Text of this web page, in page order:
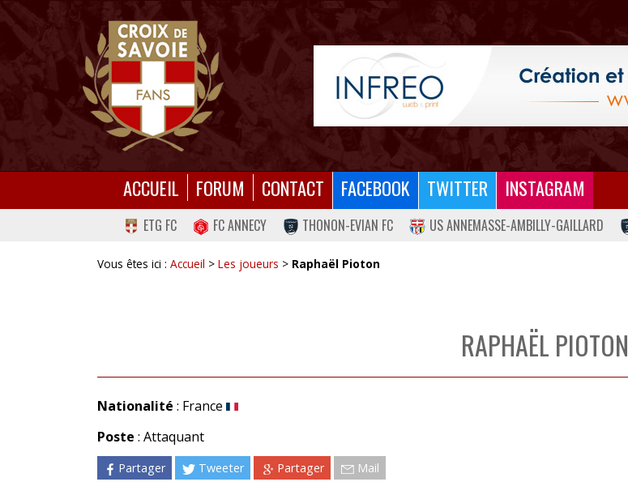
ACCUEIL FORUM CONTACT FACEBOOK TWITTER INSTAGRAM
ETG FC FC ANNECY THONON-EVIAN FC US ANNEMASSE-AMBILLY-GAILLARD
Vous êtes ici : Accueil > Les joueurs > Raphaël Pioton
RAPHAËL PIOTON
Nationalité : France
Poste : Attaquant
Partager Tweeter Partager Mail